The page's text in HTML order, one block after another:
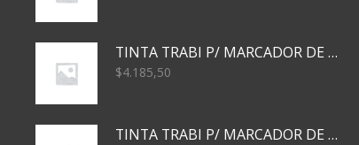
TINTA TRABI P/ MARCADOR DE PIZARRA x30ml AZUL
$4.185,50
TINTA TRABI P/ MARCADOR DE PIZARRA x30ml ROJO